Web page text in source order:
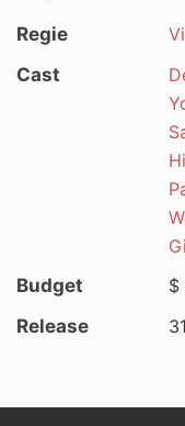
Regie
Cast
Budget
$
Release